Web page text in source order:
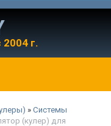
г.
» Системы
(кулер) для